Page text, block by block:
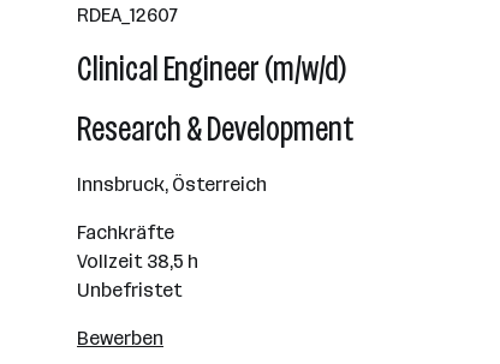
RDEA_12607
Clinical Engineer (m/w/d)
Research & Development
Innsbruck, Österreich
Fachkräfte
Vollzeit 38,5 h
Unbefristet
Bewerben